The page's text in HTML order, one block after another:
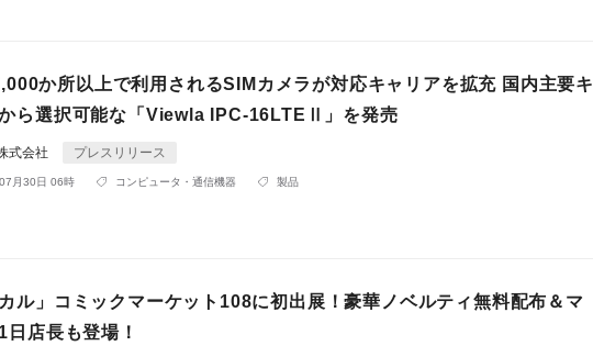
か所以上で利用されるSIMカメラが対応キャリアを拡充 国内主要キ
ら選択可能な「Viewla IPC-16LTEⅡ」を発売
式会社 プレスリリース
月30日 06時 コンピュータ・通信機器 製品
カル」コミックマーケット108に初出展！豪華ノベルティ無料配布＆マ
日店長も登場！